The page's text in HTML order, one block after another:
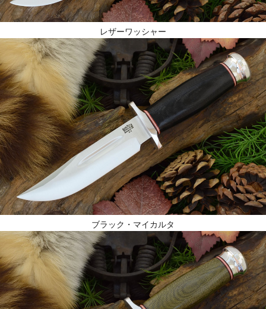
レザーワッシャー
ブラック・マイカルタ